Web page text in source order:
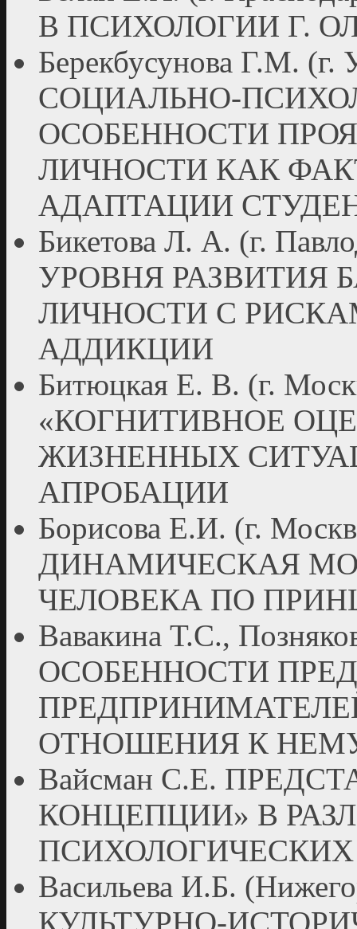
В ПСИХОЛОГИИ Г.
Берекбусунова Г.М. (г.
СОЦИАЛЬНО-
ОСОБЕННОСТИ
ЛИЧНОСТИ КАК
АДАПТАЦИИ
Бикетова Л. А. (г.
УРОВНЯ РАЗВИТИЯ
ЛИЧНОСТИ С
АДДИКЦИИ
Битюцкая Е. В. (г.
«КОГНИТИВНОЕ
ЖИЗНЕННЫХ
АПРОБАЦИИ
Борисова Е.И. (г.
ДИНАМИЧЕСКАЯ
ЧЕЛОВЕКА ПО
Вавакина Т.С.,
ОСОБЕННОСТИ
ОТНОШЕНИЯ К
Вайсман С.Е.
КОНЦЕПЦИИ» В
Васильева И.Б.